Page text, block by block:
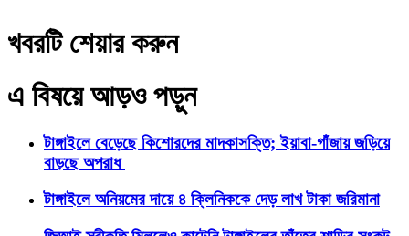
খবরটি শেয়ার করুন
এ বিষয়ে আড়ও পড়ুন
টাঙ্গাইলে বেড়েছে কিশোরদের মাদকাসক্তি; ইয়াবা-গাঁজায় জড়িয়ে
বাড়ছে অপরাধ
টাঙ্গাইলে অনিয়মের দায়ে ৪ ক্লিনিককে দেড় লাখ টাকা জরিমানা